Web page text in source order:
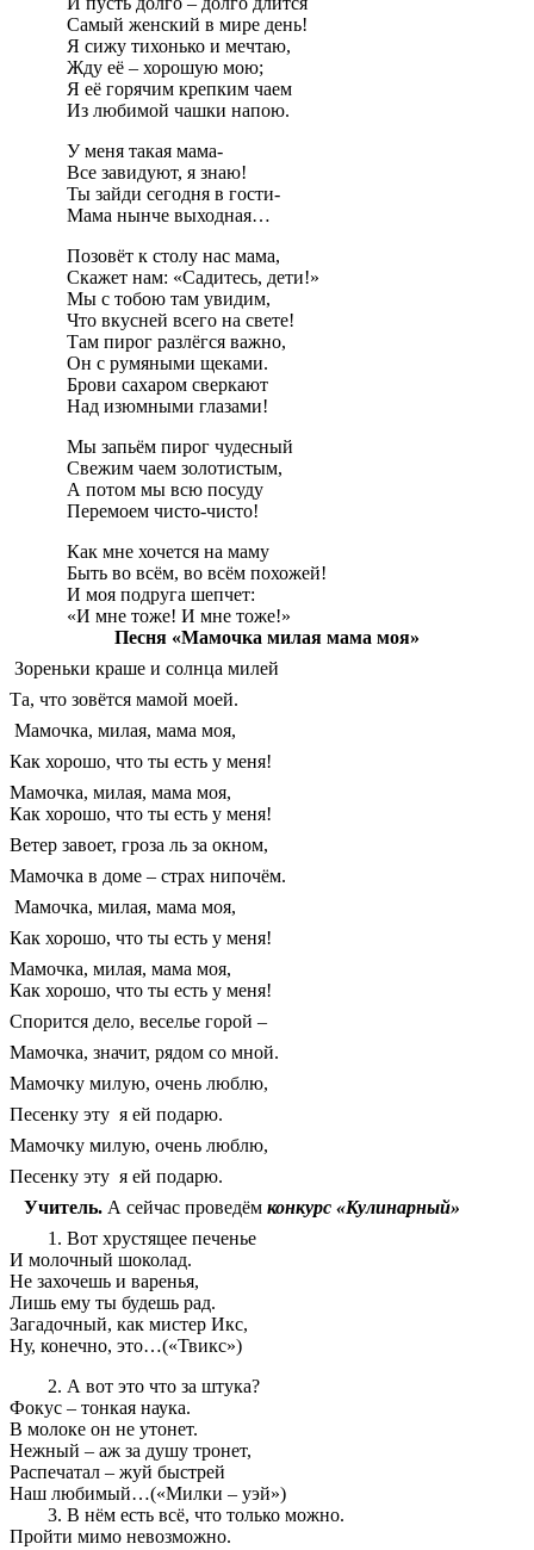
Самый женский в мире день!
Я сижу тихонько и мечтаю,
Жду её – хорошую мою;
Я её горячим крепким чаем
Из любимой чашки напою.
У меня такая мама-
Все завидуют, я знаю!
Ты зайди сегодня в гости-
Мама нынче выходная…
Позовёт к столу нас мама,
Скажет нам: «Садитесь, дети!»
Мы с тобою там увидим,
Что вкусней всего на свете!
Там пирог разлёгся важно,
Он с румяными щеками.
Брови сахаром сверкают
Над изюмными глазами!
Мы запьём пирог чудесный
Свежим чаем золотистым,
А потом мы всю посуду
Перемоем чисто-чисто!
Как мне хочется на маму
Быть во всём, во всём похожей!
И моя подруга шепчет:
«И мне тоже! И мне тоже!»
Песня «Мамочка милая мама моя»
Зореньки краше и солнца милей
Та, что зовётся мамой моей.
Мамочка, милая, мама моя,
Как хорошо, что ты есть у меня!
Мамочка, милая, мама моя,
Как хорошо, что ты есть у меня!
Ветер завоет, гроза ль за окном,
Мамочка в доме – страх нипочём.
Мамочка, милая, мама моя,
Как хорошо, что ты есть у меня!
Мамочка, милая, мама моя,
Как хорошо, что ты есть у меня!
Спорится дело, веселье горой –
Мамочка, значит, рядом со мной.
Мамочку милую, очень люблю,
Песенку эту я ей подарю.
Мамочку милую, очень люблю,
Песенку эту я ей подарю.
Учитель. А сейчас проведём конкурс «Кулинарный»
Вот хрустящее печенье
И молочный шоколад.
Не захочешь и варенья,
Лишь ему ты будешь рад.
Загадочный, как мистер Икс,
Ну, конечно, это…(«Твикс»)
А вот это что за штука?
Фокус – тонкая наука.
В молоке он не утонет.
Нежный – аж за душу тронет,
Распечатал – жуй быстрей
Наш любимый…(«Милки – уэй»)
В нём есть всё, что только можно.
Пройти мимо невозможно.